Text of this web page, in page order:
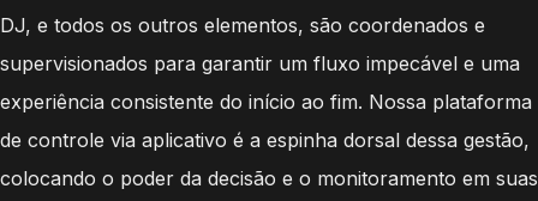
DJ, e todos os outros elementos, são coordenados e
supervisionados para garantir um fluxo impecável e uma
experiência consistente do início ao fim. Nossa plataforma
de controle via aplicativo é a espinha dorsal dessa gestão,
colocando o poder da decisão e o monitoramento em suas